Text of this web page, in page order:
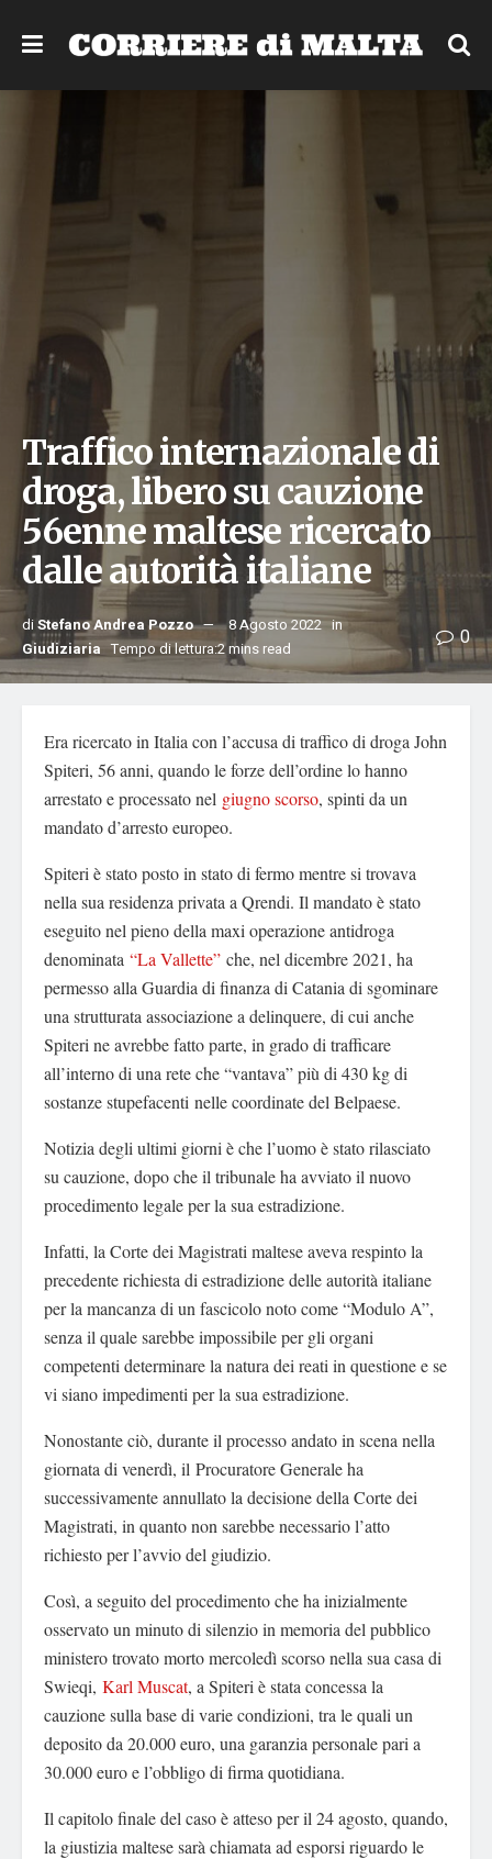
Traffico internazionale di
droga, libero su cauzione
56enne maltese ricercato
dalle autorità italiane
diStefano Andrea Pozzo 8 Agosto 2022 in
Giudiziaria Tempo di lettura:2 mins read 0
Era ricercato in Italia con l’accusa di traffico di droga John
Spiteri, 56 anni, quando le forze dell’ordine lo hanno
arrestato e processato nel giugno scorso, spinti da un
mandato d’arresto europeo.
Spiteri è stato posto in stato di fermo mentre si trovava
nella sua residenza privata a Qrendi. Il mandato è stato
eseguito nel pieno della maxi operazione antidroga
denominata “La Vallette” che, nel dicembre 2021, ha
permesso alla Guardia di finanza di Catania di sgominare
una strutturata associazione a delinquere, di cui anche
Spiteri ne avrebbe fatto parte, in grado di trafficare
all’interno di una rete che “vantava” più di 430 kg di
sostanze stupefacenti nelle coordinate del Belpaese.
Notizia degli ultimi giorni è che l’uomo è stato rilasciato
su cauzione, dopo che il tribunale ha avviato il nuovo
procedimento legale per la sua estradizione.
Infatti, la Corte dei Magistrati maltese aveva respinto la
precedente richiesta di estradizione delle autorità italiane
per la mancanza di un fascicolo noto come “Modulo A”,
senza il quale sarebbe impossibile per gli organi
competenti determinare la natura dei reati in questione e se
vi siano impedimenti per la sua estradizione.
Nonostante ciò, durante il processo andato in scena nella
giornata di venerdì, il Procuratore Generale ha
successivamente annullato la decisione della Corte dei
Magistrati, in quanto non sarebbe necessario l’atto
richiesto per l’avvio del giudizio.
Così, a seguito del procedimento che ha inizialmente
osservato un minuto di silenzio in memoria del pubblico
ministero trovato morto mercoledì scorso nella sua casa di
Swieqi, Karl Muscat, a Spiteri è stata concessa la
cauzione sulla base di varie condizioni, tra le quali un
deposito da 20.000 euro, una garanzia personale pari a
30.000 euro e l’obbligo di firma quotidiana.
Il capitolo finale del caso è atteso per il 24 agosto, quando,
la giustizia maltese sarà chiamata ad esporsi riguardo le